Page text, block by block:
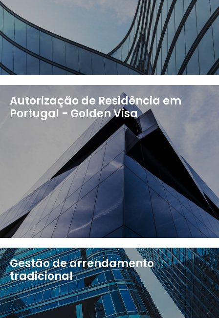
Autorização de Residência em
Portugal - Golden Visa
Gestão de arrendamento
tradicional